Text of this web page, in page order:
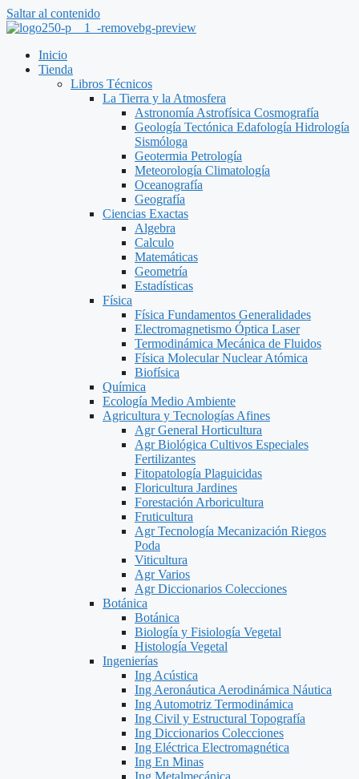
Saltar al contenido
Inicio
Tienda
Libros Técnicos
La Tierra y la Atmosfera
Astronomía Astrofísica Cosmografía
Geología Tectónica Edafología Hidrología
Sismóloga
Geotermia Petrología
Meteorología Climatología
Oceanografía
Geografía
Ciencias Exactas
Algebra
Calculo
Matemáticas
Geometría
Estadísticas
Física
Física Fundamentos Generalidades
Electromagnetismo Óptica Laser
Termodinámica Mecánica de Fluidos
Física Molecular Nuclear Atómica
Biofísica
Química
Ecología Medio Ambiente
Agricultura y Tecnologías Afines
Agr General Horticultura
Agr Biológica Cultivos Especiales
Fertilizantes
Fitopatología Plaguicidas
Floricultura Jardines
Forestación Arboricultura
Fruticultura
Agr Tecnología Mecanización Riegos
Poda
Viticultura
Agr Varios
Agr Diccionarios Colecciones
Botánica
Botánica
Biología y Fisiología Vegetal
Histología Vegetal
Ingenierías
Ing Acústica
Ing Aeronáutica Aerodinámica Náutica
Ing Automotriz Termodinámica
Ing Civil y Estructural Topografía
Ing Diccionarios Colecciones
Ing Eléctrica Electromagnética
Ing En Minas
Ing Metalmecánica